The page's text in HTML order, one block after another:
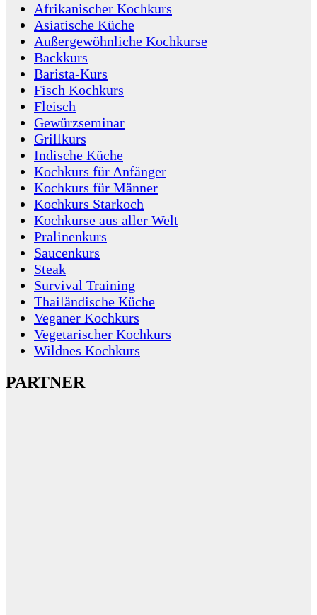
Afrikanischer Kochkurs
Asiatische Küche
Außergewöhnliche Kochkurse
Backkurs
Barista-Kurs
Fisch Kochkurs
Fleisch
Gewürzseminar
Grillkurs
Indische Küche
Kochkurs für Anfänger
Kochkurs für Männer
Kochkurs Starkoch
Kochkurse aus aller Welt
Pralinenkurs
Saucenkurs
Steak
Survival Training
Thailändische Küche
Veganer Kochkurs
Vegetarischer Kochkurs
Wildnes Kochkurs
PARTNER